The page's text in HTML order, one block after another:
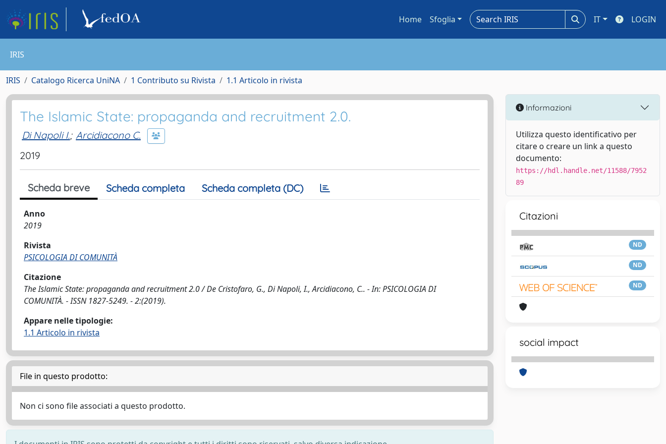
Home Sfoglia IT LOGIN
IRIS
IRIS Catalogo Ricerca UniNA 1 Contributo su Rivista 1.1 Articolo in rivista
The Islamic State: propaganda and recruitment 2.0.
Di Napoli I.; Arcidiacono C.
2019
Scheda breve Scheda completa Scheda completa (DC)
Anno
2019
Rivista
PSICOLOGIA DI COMUNITÀ
Citazione
The Islamic State: propaganda and recruitment 2.0 / De Cristofaro, G., Di Napoli, I., Arcidiacono, C.. - In: PSICOLOGIA DI
COMUNITÀ. - ISSN 1827-5249. - 2:(2019).
Appare nelle tipologie:
1.1 Articolo in rivista
File in questo prodotto:
Non ci sono file associati a questo prodotto.
Informazioni
Utilizza questo identificativo per
citare o creare un link a questo
documento:
https://hdl.handle.net/11588/7952
89
Citazioni
ND
ND
ND
social impact